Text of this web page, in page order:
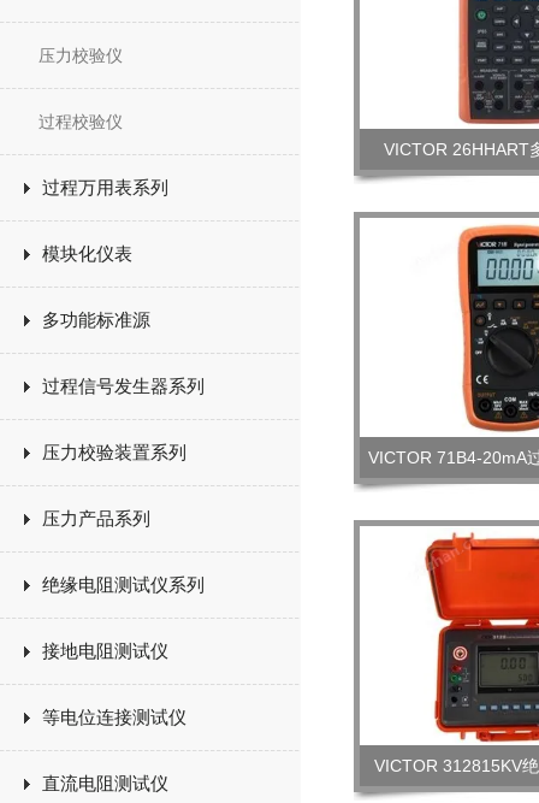
压力校验仪
过程校验仪
过程万用表系列
模块化仪表
多功能标准源
过程信号发生器系列
压力校验装置系列
压力产品系列
绝缘电阻测试仪系列
接地电阻测试仪
等电位连接测试仪
直流电阻测试仪
VICTOR 26HHART
VICTOR 71B4-20mA
VICTOR 312815KV